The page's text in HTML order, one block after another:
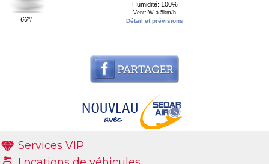
66°F
Humidité: 100%
Vent: W à 5km/h
Détail et prévisions
Services VIP